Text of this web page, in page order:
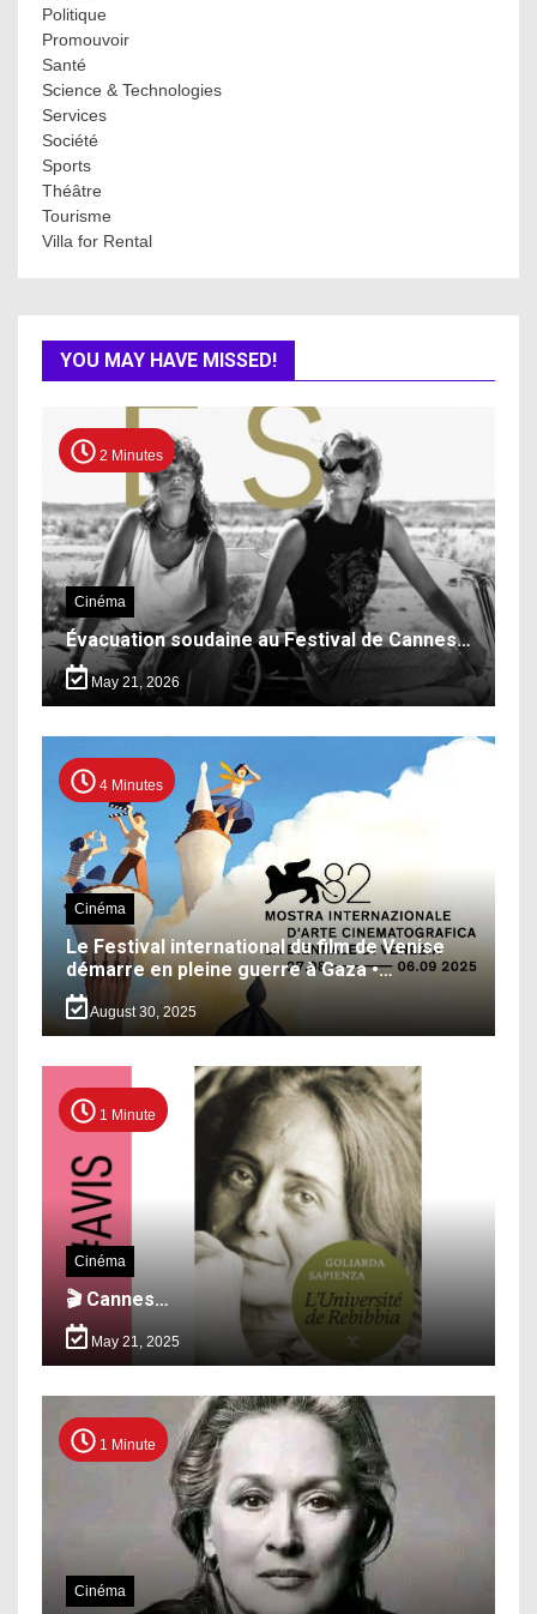
Politique
Promouvoir
Santé
Science & Technologies
Services
Société
Sports
Théâtre
Tourisme
Villa for Rental
YOU MAY HAVE MISSED!
2 Minutes
Cinéma
Évacuation soudaine au Festival de Cannes…
May 21, 2026
4 Minutes
Cinéma
Le Festival international du film de Venise
démarre en pleine guerre à Gaza •…
August 30, 2025
1 Minute
Cinéma
🎬 Cannes…
May 21, 2025
1 Minute
Cinéma